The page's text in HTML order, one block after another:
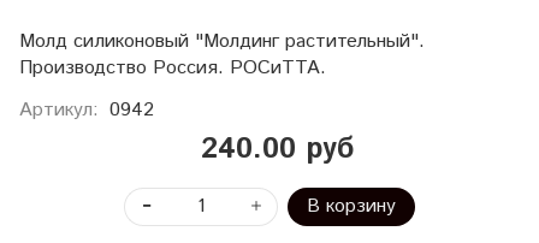
Молд силиконовый "Молдинг растительный".
Производство Россия. РОСиТТА.
Артикул: 0942
240.00 руб
В корзину